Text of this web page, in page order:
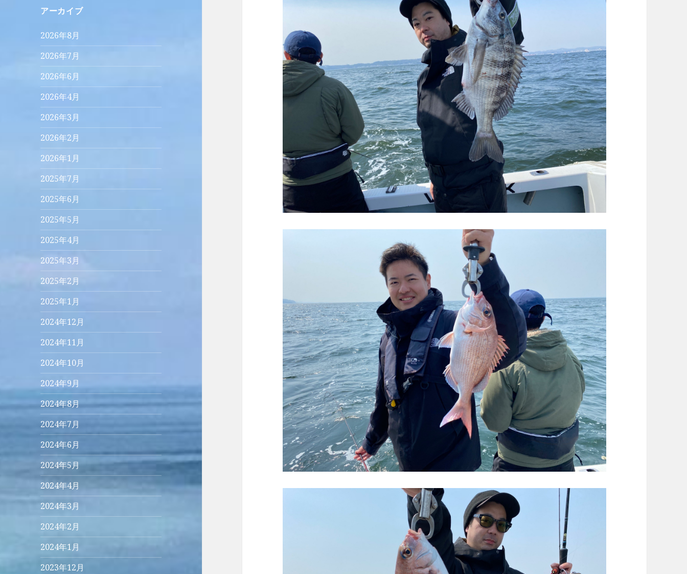
ー
アーカイブ
2026年8月
2026年7月
2026年6月
2026年4月
2026年3月
2026年2月
2026年1月
2025年7月
2025年6月
2025年5月
2025年4月
2025年3月
2025年2月
2025年1月
2024年12月
2024年11月
2024年10月
2024年9月
2024年8月
2024年7月
2024年6月
2024年5月
2024年4月
2024年3月
2024年2月
2024年1月
2023年12月